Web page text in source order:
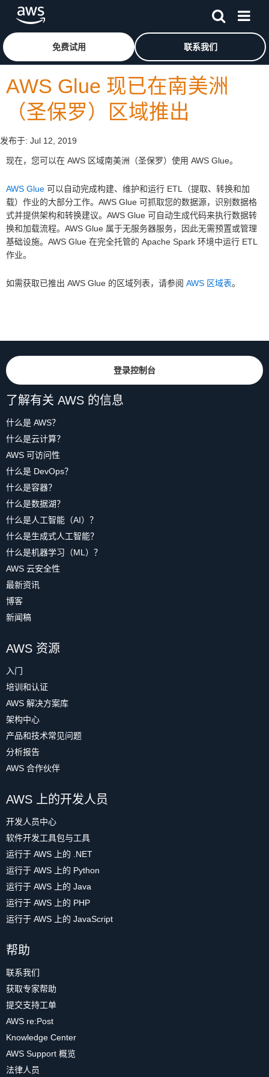
跳至主要内容
免费试用 联系我们
AWS Glue 现已在南美洲
（圣保罗）区域推出
发布于: Jul 12, 2019
现在，您可以在 AWS 区域南美洲（圣保罗）使用 AWS Glue。
AWS Glue 可以自动完成构建、维护和运行 ETL（提取、转换和加
载）作业的大部分工作。AWS Glue 可抓取您的数据源，识别数据格
式并提供架构和转换建议。AWS Glue 可自动生成代码来执行数据转
换和加载流程。AWS Glue 属于无服务器服务，因此无需预置或管理
基础设施。AWS Glue 在完全托管的 Apache Spark 环境中运行 ETL
作业。
如需获取已推出 AWS Glue 的区域列表，请参阅 AWS 区域表。
登录控制台
了解有关 AWS 的信息
什么是 AWS？
什么是云计算？
AWS 可访问性
什么是 DevOps？
什么是容器？
什么是数据湖？
什么是人工智能（AI）？
什么是生成式人工智能？
什么是机器学习（ML）？
AWS 云安全性
最新资讯
博客
新闻稿
AWS 资源
入门
培训和认证
AWS 解决方案库
架构中心
产品和技术常见问题
分析报告
AWS 合作伙伴
AWS 上的开发人员
开发人员中心
软件开发工具包与工具
运行于 AWS 上的 .NET
运行于 AWS 上的 Python
运行于 AWS 上的 Java
运行于 AWS 上的 PHP
运行于 AWS 上的 JavaScript
帮助
联系我们
获取专家帮助
提交支持工单
AWS re:Post
Knowledge Center
AWS Support 概览
法律人员